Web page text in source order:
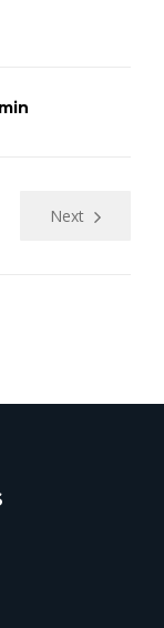
Next